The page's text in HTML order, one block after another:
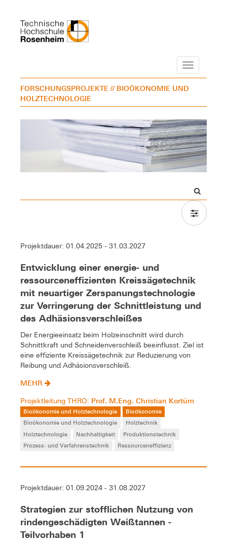
Navigation
FORSCHUNGSPROJEKTE // BIOÖKONOMIE UND
HOLZTECHNOLOGIE
Projektdauer: 01.04.2025 - 31.03.2027
Entwicklung einer energie- und
ressourceneffizienten Kreissägetechnik
mit neuartiger Zerspanungstechnologie
zur Verringerung der Schnittleistung und
des Adhäsionsverschleißes
Der Energieeinsatz beim Holzeinschnitt wird durch
Schnittkraft und Schneidenverschleiß beeinflusst. Ziel ist
eine effiziente Kreissägetechnik zur Reduzierung von
Reibung und Adhäsionsverschleiß.
MEHR
Projektleitung THRO: Prof. M.Eng. Christian Kortüm
Bioökonomie und Holztechnologie
Bioökonomie
Bioökonomie und Holztechnologie
Holztechnik
Holztechnologie
Nachhaltigkeit
Produktionstechnik
Prozess- und Verfahrenstechnik
Ressourceneffizienz
Projektdauer: 01.09.2024 - 31.08.2027
Strategien zur stofflichen Nutzung von
rindengeschädigten Weißtannen -
Teilvorhaben 1